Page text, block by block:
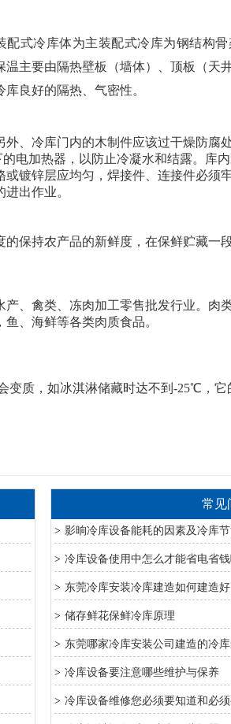
式冷库体为主装配式冷库为钢结构
主要由隔热壁板（墙体）、顶板（天
良好的隔热、气密性。
、冷库门内的木制件应该过干燥防腐
电加热器，以防止冷凝水和结露。库
镀锌层应均匀，焊接件、连接件必须
出作业。
保持农产品的新鲜度，在保鲜贮藏一
、禽类、冻肉加工零售批发行业。肉
、海鲜等各类肉质食品。
质，如冰淇淋储藏时达不到-25℃，
常见
> 影晌冷库设备能耗的因素及冷库
> 冷库设备使用中怎么才能省电省钱
> 东莞冷库安装冷库建造如何建造
> 储存鲜花保鲜冷库原理
> 东莞哪家冷库安装公司建造的冷
> 冷库设备要注意哪些维护与保养
> 冷库设备维修您必须要知道和必